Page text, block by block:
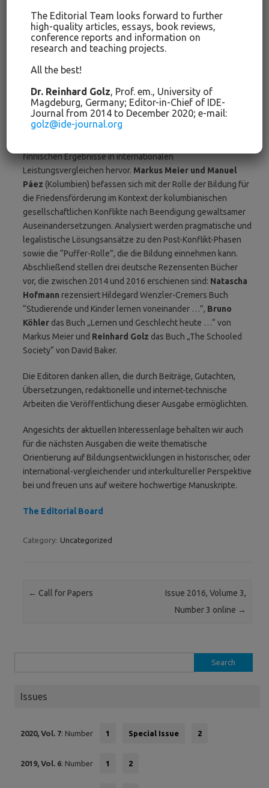
am Beispiel aktueller russischer Diskussionen über die
existentialistische Philosophie, mit einem Schwerpunkt auf
konzeptionelle Merkmale der Koexistenz in einer modernen
(Kamerun, z.Zt. Niederlande) beleuchtet aus soziokultureller
Sicht Wirkungen von Gender- und räumlichen Unterschieden
auf Bildungsentscheidungen im Entwicklungsland Kamerun.
Karin Manns(USA) vergleicht bildungspolitische und
pädagogische Reformen in Finnland mit denjenigen in
finnischen Ergebnisse in internationalen
Leistungsvergleichen hervor. Markus Meier und Manuel
Páez (Kolumbien) befassen sich mit der Rolle der Bildung für
die Friedensförderung im Kontext der kolumbianischen
gesellschaftlichen Konflikte nach Beendigung gewaltsamer
Auseinandersetzungen. Analysiert werden pragmatische und
legalistische Lösungsansätze zu den Post-Konflikt-Phasen
sowie die “Puffer-Rolle”, die die Bildung einnehmen kann.
Abschließend stellen drei deutsche Rezensenten Bücher
vor, die zwischen 2014 und 2016 erschienen sind: Natascha
Hofmann rezensiert Hildegard Wenzler-Cremers Buch
“Studierende und Kinder lernen voneinander …”, Bruno
Köhler das Buch „Lernen und Geschlecht heute …“ von
Markus Meier und Reinhard Golz das Buch „The Schooled
Society“ von David Baker.
Die Editoren danken allen, die durch Beiträge, Gutachten,
Übersetzungen, redaktionelle und internet-technische
Arbeiten die Veröffentlichung dieser Ausgabe ermöglichten.
Angesichts der aktuellen Interessenlage behalten wir auch
für die nächsten Ausgaben die weite thematische
Orientierung auf Bildungsentwicklungen in historischer, oder
international-vergleichender und interkultureller Perspektive
bei und freuen uns auf weitere hochwertige Manuskripte.
The Editorial Board
Category: Uncategorized
Post navigation
← Call for Papers
Issue 2016, Volume 3,
Number 3 online →
for:
Issues
2020, Vol. 7: Number 1 Special Issue 2
2019, Vol. 6: Number 1 2
The Editorial Team looks forward to further
high-quality articles, essays, book reviews,
conference reports and information on
research and teaching projects.
All the best!
Dr. Reinhard Golz, Prof. em., University of
Magdeburg, Germany; Editor-in-Chief of IDE-
Journal from 2014 to December 2020; e-mail:
golz@ide-journal.org